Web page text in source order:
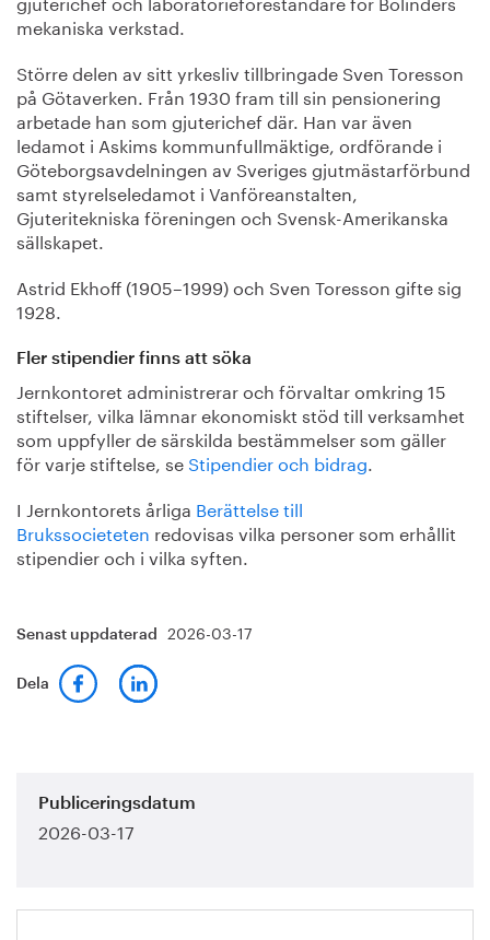
mekaniska verkstad.
Större delen av sitt yrkesliv tillbringade Sven Toresson
på Götaverken. Från 1930 fram till sin pensionering
arbetade han som gjuterichef där. Han var även
ledamot i Askims kommunfullmäktige, ordförande i
Göteborgsavdelningen av Sveriges gjutmästarförbund
samt styrelseledamot i Vanföreanstalten,
Gjuteritekniska föreningen och Svensk-Amerikanska
sällskapet.
Astrid Ekhoff (1905–1999) och Sven Toresson gifte sig
1928.
Fler stipendier finns att söka
Jernkontoret administrerar och förvaltar omkring 15
stiftelser, vilka lämnar ekonomiskt stöd till verksamhet
som uppfyller de särskilda bestämmelser som gäller
för varje stiftelse, se Stipendier och bidrag.
I Jernkontorets årliga Berättelse till
Brukssocieteten redovisas vilka personer som erhållit
stipendier och i vilka syften.
Senast uppdaterad 2026-03-17
Dela
Publiceringsdatum
2026-03-17